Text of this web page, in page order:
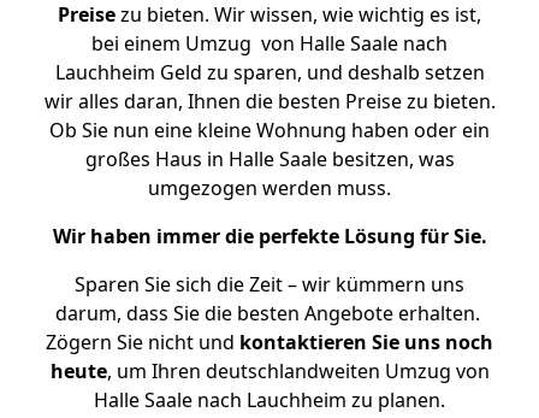
Preisezu bieten. Wir wissen, wie wichtig es ist,
bei einem Umzug von Halle Saale nach
Lauchheim Geld zu sparen, und deshalb setzen
wir alles daran, Ihnen die besten Preise zu bieten.
Ob Sie nun eine kleine Wohnung haben oder ein
großes Haus in Halle Saale besitzen, was
umgezogen werden muss.
Wir haben immer die perfekte Lösung für Sie.
Sparen Sie sich die Zeit – wir kümmern uns
darum, dass Sie die besten Angebote erhalten.
Zögern Sie nicht und kontaktieren Sie uns noch
heute, um Ihren deutschlandweiten Umzug von
Halle Saale nach Lauchheim zu planen.